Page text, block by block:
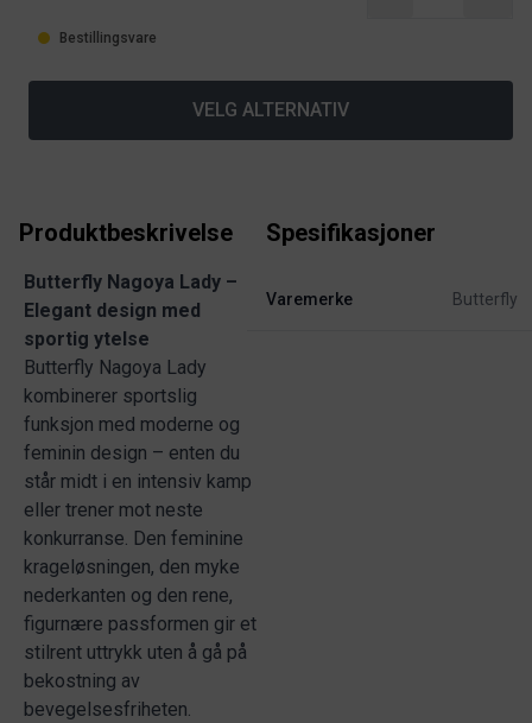
Bestillingsvare
VELG ALTERNATIV
Produktbeskrivelse
Butterfly Nagoya Lady –
Elegant design med
sportig ytelse
Butterfly Nagoya Lady
kombinerer sportslig
funksjon med moderne og
feminin design – enten du
står midt i en intensiv kamp
eller trener mot neste
konkurranse. Den feminine
krageløsningen, den myke
nederkanten og den rene,
figurnære passformen gir et
stilrent uttrykk uten å gå på
bekostning av
bevegelsesfriheten.
Spesifikasjoner
Varemerke Butterfly